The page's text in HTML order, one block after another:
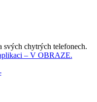
svých chytrých telefonech.
– V OBRAZE.